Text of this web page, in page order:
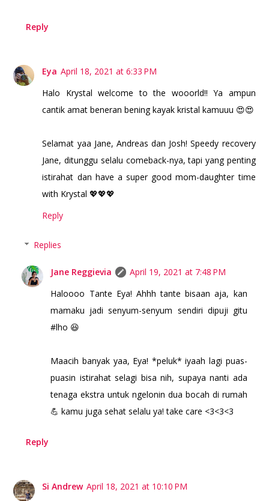
Reply
Eya April 18, 2021 at 6:33 PM
Halo Krystal welcome to the wooorld!! Ya ampun
cantik amat beneran bening kayak kristal kamuuu 😍😍
Selamat yaa Jane, Andreas dan Josh! Speedy recovery
Jane, ditunggu selalu comeback-nya, tapi yang penting
istirahat dan have a super good mom-daughter time
with Krystal 💖💖💖
Reply
Replies
Jane Reggievia
April 19, 2021 at 7:48 PM
Haloooo Tante Eya! Ahhh tante bisaan aja, kan
mamaku jadi senyum-senyum sendiri dipuji gitu
#lho 😆
Maacih banyak yaa, Eya! *peluk* iyaah lagi puas-
puasin istirahat selagi bisa nih, supaya nanti ada
tenaga ekstra untuk ngelonin dua bocah di rumah
💪 kamu juga sehat selalu ya! take care <3<3<3
Reply
Si Andrew April 18, 2021 at 10:10 PM